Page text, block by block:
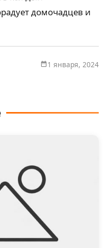
домочадцев и
1 января, 2024